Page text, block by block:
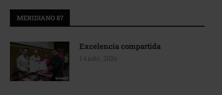
MERIDIANO 87
Excelencia compartida
14 julio, 2026